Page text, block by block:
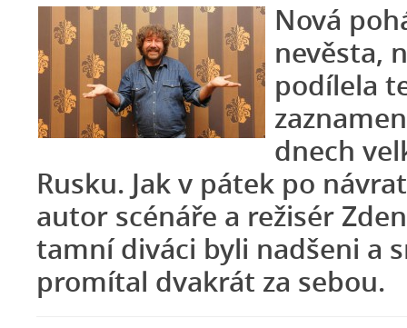
Nová
nevěsta,
podílela
dnech
Rusku. Jak v pátek po
autor scénáře a režisér
tamní diváci byli nadšeni a
promítal dvakrát za sebou.